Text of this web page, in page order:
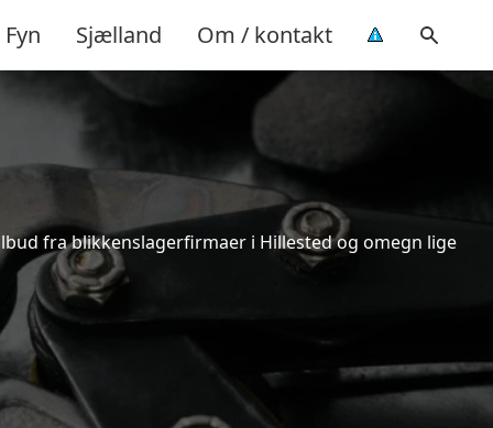
Fyn Sjælland Om / kontakt
fra blikkenslagerfirmaer i Hillested og omegn lige